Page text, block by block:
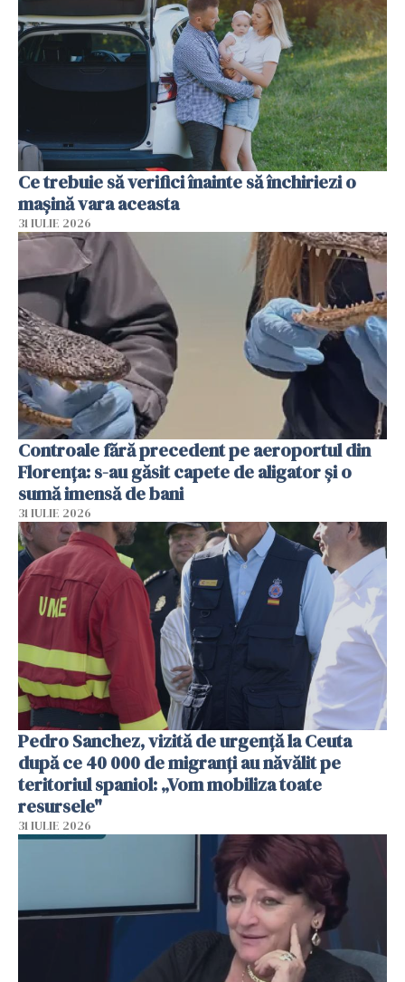
Ce trebuie să verifici înainte să închiriezi o
mașină vara aceasta
31 IULIE 2026
Controale fără precedent pe aeroportul din
Florența: s-au găsit capete de aligator și o
sumă imensă de bani
31 IULIE 2026
Pedro Sanchez, vizită de urgență la Ceuta
după ce 40 000 de migranți au năvălit pe
teritoriul spaniol: „Vom mobiliza toate
resursele"
31 IULIE 2026